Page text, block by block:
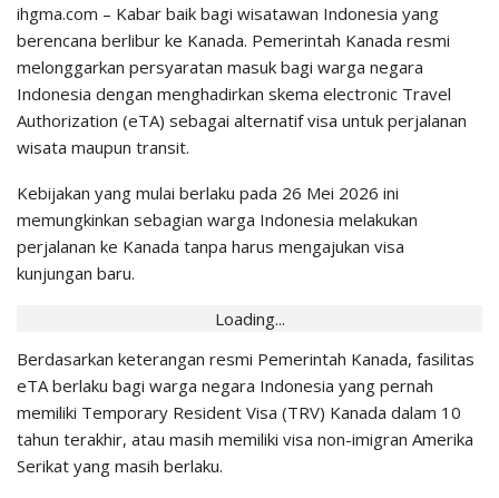
ihgma.com – Kabar baik bagi wisatawan Indonesia yang
berencana berlibur ke Kanada. Pemerintah Kanada resmi
melonggarkan persyaratan masuk bagi warga negara
Indonesia dengan menghadirkan skema electronic Travel
Authorization (eTA) sebagai alternatifvisa untuk perjalanan
wisata maupun transit.
Kebijakan yang mulai berlaku pada 26 Mei 2026 ini
memungkinkan sebagian warga Indonesia melakukan
perjalanan ke Kanada tanpa harus mengajukan visa
kunjungan baru.
Loading...
Berdasarkan keterangan resmi Pemerintah Kanada, fasilitas
eTA berlaku bagi warga negara Indonesia yang pernah
memiliki Temporary Resident Visa (TRV) Kanada dalam 10
tahun terakhir, atau masih memiliki visa non-imigran Amerika
Serikat yang masih berlaku.